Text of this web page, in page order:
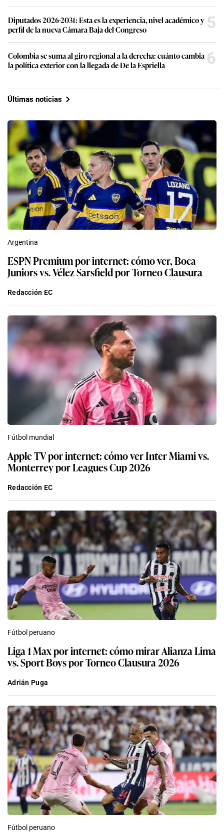
Diputados 2026-2031: Esta es la experiencia, nivel académico y
perfil de la nueva Cámara Baja del Congreso
5
Colombia se suma al giro regional a la derecha: cuánto cambia
la política exterior con la llegada de De la Espriella
6
Últimas noticias
Argentina
ESPN Premium por internet: cómo ver, Boca
Juniors vs. Vélez Sarsfield por Torneo Clausura
Redacción EC
Fútbol mundial
Apple TV por internet: cómo ver Inter Miami vs.
Monterrey por Leagues Cup 2026
Redacción EC
Fútbol peruano
Liga 1 Max por internet: cómo mirar Alianza Lima
vs. Sport Boys por Torneo Clausura 2026
Adrián Puga
Fútbol peruano